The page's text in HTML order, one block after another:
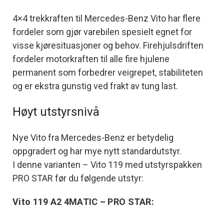
4×4 trekkraften til Mercedes-Benz Vito har flere
fordeler som gjør varebilen spesielt egnet for
visse kjøresituasjoner og behov. Firehjulsdriften
fordeler motorkraften til alle fire hjulene
permanent som forbedrer veigrepet, stabiliteten
og er ekstra gunstig ved frakt av tung last.
Høyt utstyrsnivå
Nye Vito fra Mercedes-Benz er betydelig
oppgradert og har mye nytt standardutstyr.
I denne varianten – Vito 119 med utstyrspakken
PRO STAR før du følgende utstyr:
Vito 119 A2 4MATIC – PRO STAR: